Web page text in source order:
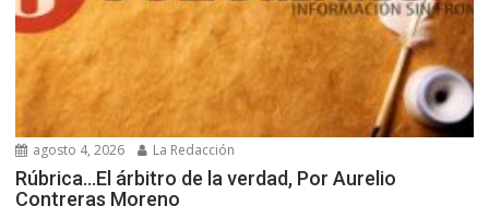
agosto 4, 2026 La Redacción
Rúbrica…El árbitro de la verdad, Por Aurelio
Contreras Moreno